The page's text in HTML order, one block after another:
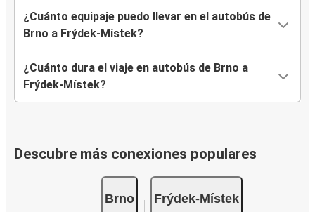
¿Cuánto equipaje puedo llevar en el autobús de
Brno a Frýdek-Místek?
¿Cuánto dura el viaje en autobús de Brno a
Frýdek-Místek?
Descubre más conexiones populares
Brno Frýdek-Místek